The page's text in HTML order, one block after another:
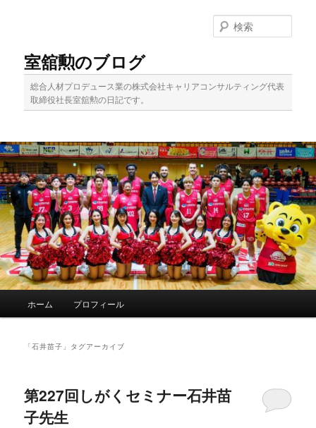
移
動
動
室舘勲のブログ
総合人材プロデュース業の株式会社キャリアコンサルティング代表
取締役社長室舘勲の日記です。
索
ホーム プロフィール
「石井苗子 」タグアーカイブ
第227回しがくセミナー石井苗
子先生